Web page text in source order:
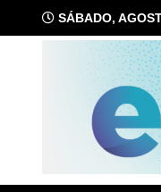
SÁBADO,